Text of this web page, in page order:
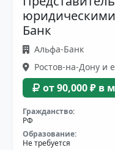
Банк
Альфа-Банк
Ростов-на-Дону и
от 90,000 ₽ в
Гражданство:
РФ
Образование:
Не требуется